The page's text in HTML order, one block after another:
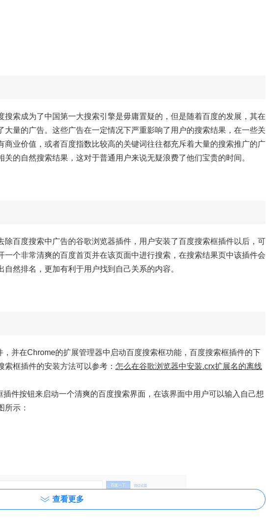
搜索成为了中国第一大搜索引擎是毋庸置疑的，但是随着百度的发展，其在
大量的广告。这些广告在一定情况下严重影响了用户的搜索结果，在一些关
商业价值，或者百度指数比较高的关键词往往都充斥着大量的搜索推广的广
的自然搜索结果，这对于普通用户来说无疑浪费了他们宝贵的时间。
除百度搜索中广告的谷歌浏览器插件，用户安装了百度搜索框插件以后，可
一个非常清爽的百度首页并在该页面中进行搜索，在搜索结果页中该插件会
然排名，更加有利于用户找到自己关系的内容。
，并在Chrome的扩展管理器中启动百度搜索框功能， 百度搜索框插件的下
索框插件的安装方法可以参考： 怎么在谷歌浏览器中安装.crx扩展名的离线
插件按钮来启动一个清爽的百度搜索界面，在该界面中用户可以输入自己想
所示：
查看更多